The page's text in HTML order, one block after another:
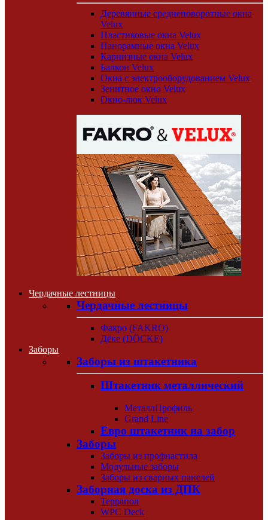
Деревянные среднеповоротные окна
Velux
Пластиковые окна Velux
Панорамные окна Velux
Карнизные окна Velux
Балкон Velux
Окна с электрооборудованием Velux
Зенитное окно Velux
Окно-люк Velux
Чердачные лестницы
Чердачные лестницы
Факро (FAKRO)
Дёке (DÖCKE)
Заборы
Заборы из штакетника
Штакетник металлический
МеталлПрофиль
Grand Line
Евро штакетник на забор
Заборы
Заборы из профнастила
Модульные заборы
Заборы из сварных панелей
Заборная доска из ДПК
Террапол
WPC Deck